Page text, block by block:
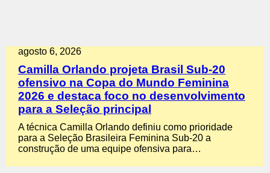
agosto 6, 2026
Camilla Orlando projeta Brasil Sub-20
ofensivo na Copa do Mundo Feminina
2026 e destaca foco no desenvolvimento
para a Seleção principal
A técnica Camilla Orlando definiu como prioridade
para a Seleção Brasileira Feminina Sub-20 a
construção de uma equipe ofensiva para…